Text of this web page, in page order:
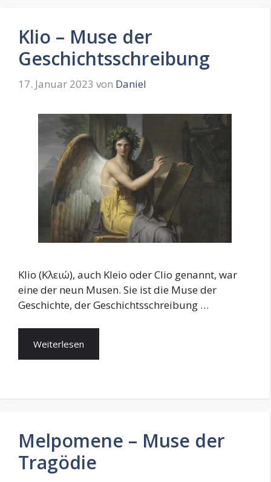
Klio – Muse der
Geschichtsschreibung
17. Januar 2023 von Daniel
Klio (Κλειώ), auch Kleio oder Clio genannt, war
eine der neun Musen. Sie ist die Muse der
Geschichte, der Geschichtsschreibung …
Weiterlesen
Melpomene – Muse der
Tragödie